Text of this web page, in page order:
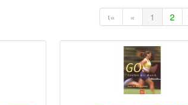
ι« « 1 2